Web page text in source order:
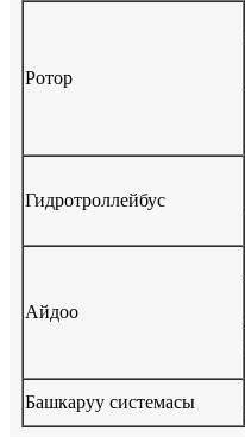
Ротор
Гидротроллейбус
Айдоо
Башкаруу системасы